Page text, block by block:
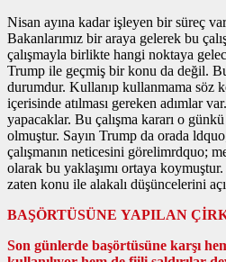
Nisan ayına kadar işleyen bir süreç
Bakanlarımız bir araya gelerek bu
çalışmayla birlikte hangi noktaya
Trump ile geçmiş bir konu da değil.
durumdur. Kullanıp kullanmama söz
içerisinde atılması gereken adımlar
yapacaklar. Bu çalışma kararı o
olmuştur. Sayın Trump da orada
çalışmanın neticesini görelimrdquo;
olarak bu yaklaşımı ortaya
zaten konu ile alakalı düşüncelerini
BAŞÖRTÜSÜNE YAPILAN
Son günlerde başörtüsüne karşı